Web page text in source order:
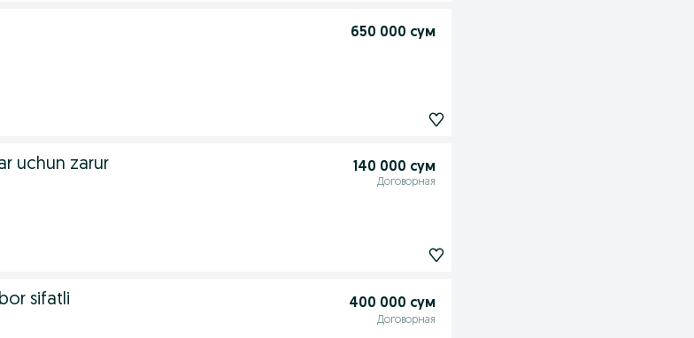
650 000 сум
uchun zarur 140 000 сум
Договорная
sifatli
400 000 сум
Договорная